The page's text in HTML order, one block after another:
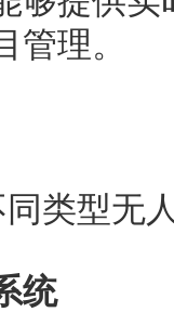
理。
类型无
统